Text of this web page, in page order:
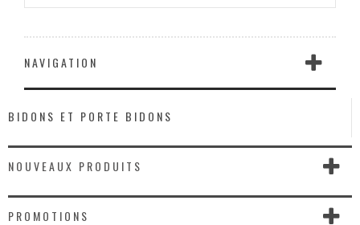
NAVIGATION
BIDONS ET PORTE BIDONS
NOUVEAUX PRODUITS
PROMOTIONS